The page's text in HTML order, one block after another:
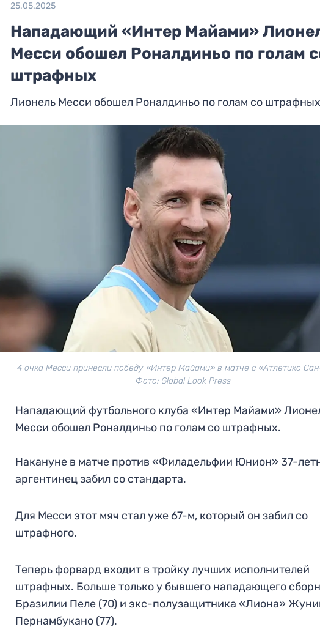
25.05.2025
Нападающий «Интер Майами»
Месси обошел Роналдиньо по голам
штрафных
Лионель Месси обошел Роналдиньо по голам со штрафных
4 очка Месси принесли победу «Интер Майами» в матче с «Атлетико
Фото: Global Look Press
Нападающий футбольного клуба «Интер Майами»
Месси обошел Роналдиньо по голам со штрафных.
Накануне в матче против «Филадельфии Юнион» 37-
аргентинец забил со стандарта.
Для Месси этот мяч стал уже 67-м, который он забил со
штрафного.
Теперь форвард входит в тройку лучших исполнителей
штрафных. Больше только у бывшего нападающего
Бразилии Пеле (70) и экс-полузащитника «Лиона»
Пернамбукано (77).